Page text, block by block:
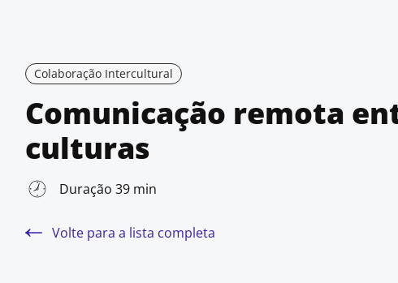
Colaboração Intercultural
Comunicação remota
culturas
Duração 39 min
Volte para a lista completa